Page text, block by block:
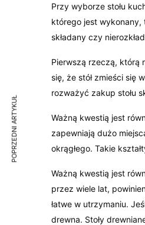
Przy wyborze stołu
którego jest
składany czy
Pierwszą rzeczą, którą
się, że stół zmieści się
rozważyć zakup stołu
Ważną kwestią jest
zapewniają dużo
okrągłego. Takie
Ważną kwestią jest
przez wiele lat,
łatwe w utrzymaniu.
drewna. Stoły
POPRZEDNI ARTYKUŁ